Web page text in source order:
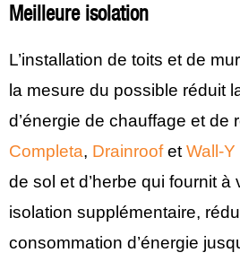
Meilleure isolation
L’installation de toits et de
la mesure du possible réduit
d’énergie de chauffage et de
Completa, Drainroofet Wall-Y
de sol et d’herbe qui fournit à
isolation supplémentaire,
consommation d’énergie